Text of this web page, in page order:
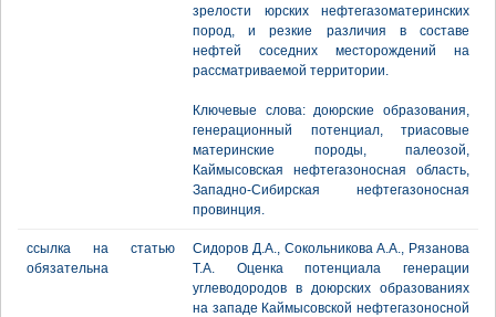
зрелости юрских нефтегазоматеринских
пород, и резкие различия в составе
нефтей соседних месторождений на
рассматриваемой территории.
Ключевые слова: доюрские образования,
генерационный потенциал, триасовые
материнские породы, палеозой,
Каймысовская нефтегазоносная область,
Западно-Сибирская нефтегазоносная
провинция.
ссылка на статью
обязательна
Сидоров Д.А., Сокольникова А.А., Рязанова
Т.А. Оценка потенциала генерации
углеводородов в доюрских образованиях
на западе Каймысовской нефтегазоносной